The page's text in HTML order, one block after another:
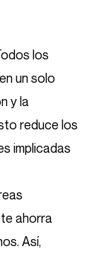
los
un solo
y la
reduce los
implicadas
ahorra
Así,